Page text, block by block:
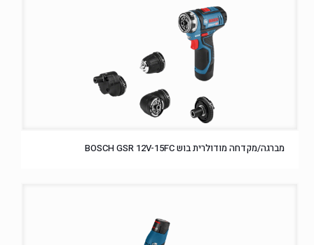
מברגה/מקדחה מודולרית בוש BOSCH GSR 12V-15FC